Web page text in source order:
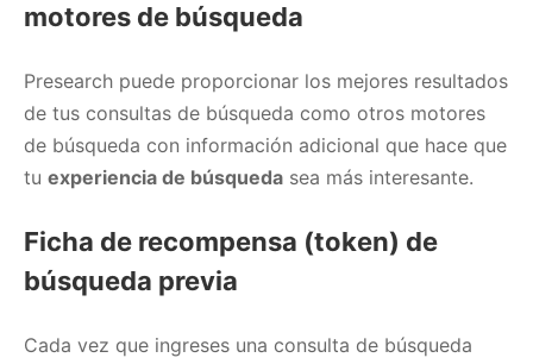
motores de búsqueda
Presearch puede proporcionar los mejores resultados
de tus consultas de búsqueda como otros motores
de búsqueda con información adicional que hace que
tu experiencia de búsqueda sea más interesante.
Ficha de recompensa (token) de
búsqueda previa
Cada vez que ingreses una consulta de búsqueda